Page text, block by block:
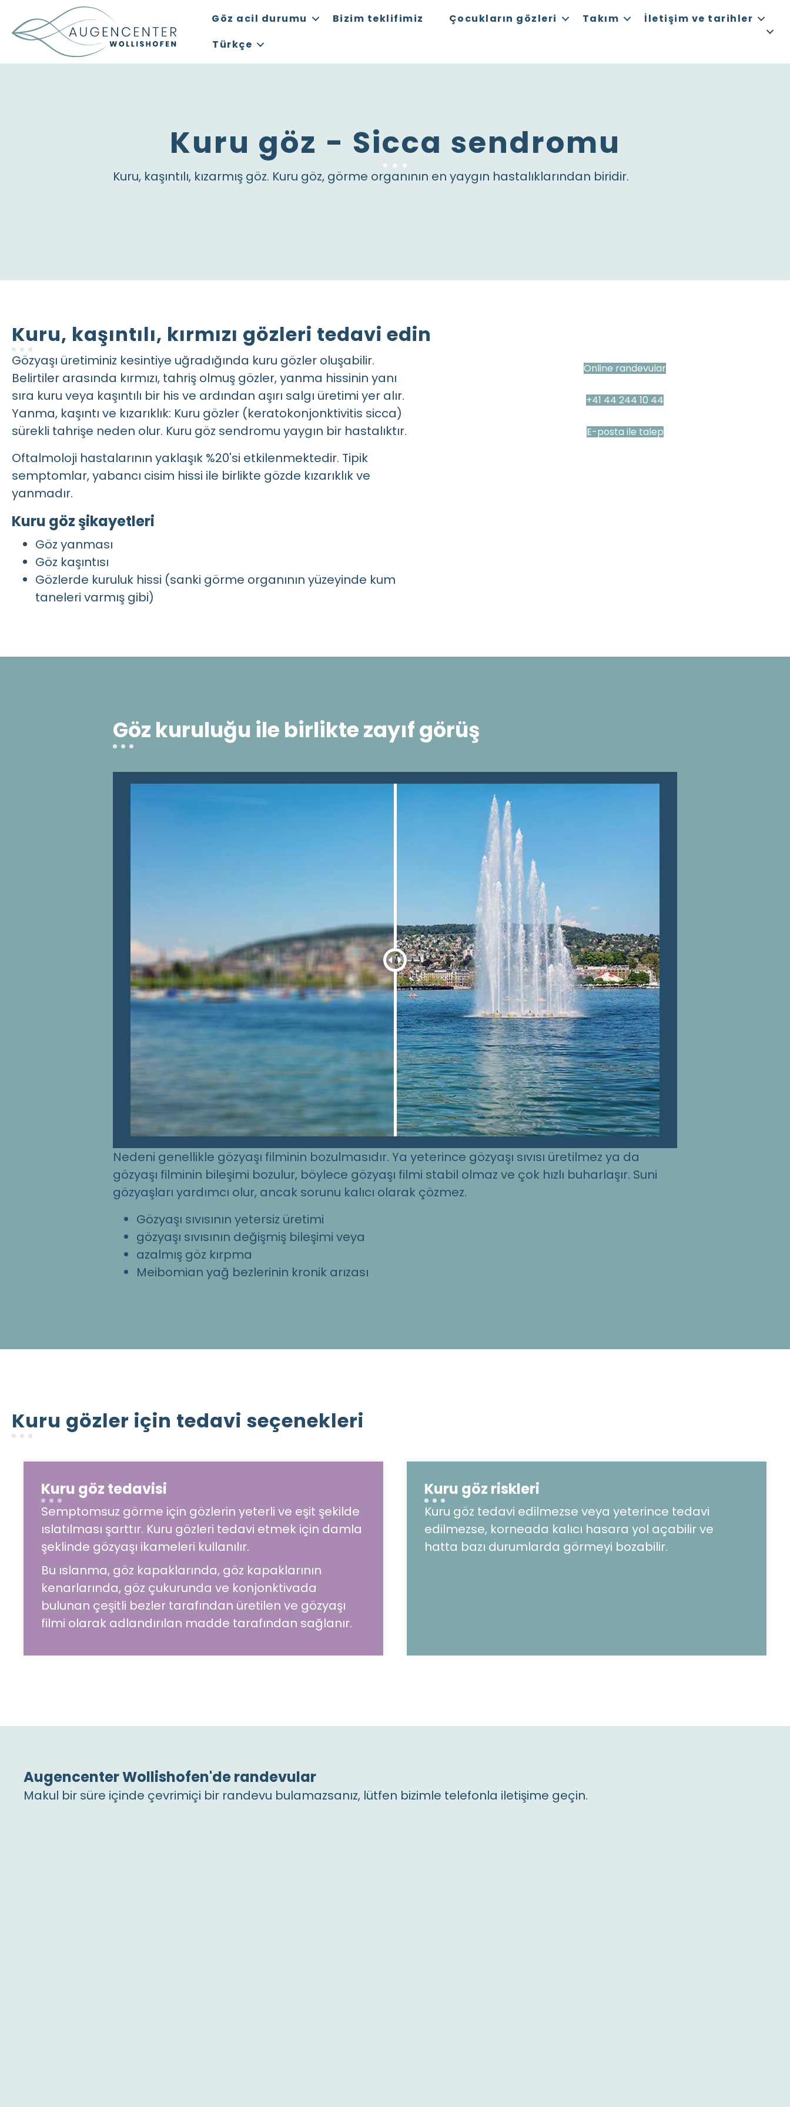
Göz acil durumu Bizim teklifimiz Çocukların gözleri Takım
İletişim ve tarihler
Türkçe
Kuru göz - Sicca sendromu
Kuru, kaşıntılı, kızarmış göz. Kuru göz, görme organının en yaygın hastalıklarından biridir.
Kuru, kaşıntılı, kırmızı gözleri tedavi edin
Gözyaşı üretiminiz kesintiye uğradığında kuru gözler oluşabilir.
Belirtiler arasında kırmızı, tahriş olmuş gözler, yanma hissinin yanı
sıra kuru veya kaşıntılı bir his ve ardından aşırı salgı üretimi yer alır.
Yanma, kaşıntı ve kızarıklık: Kuru gözler (keratokonjonktivitis sicca)
sürekli tahrişe neden olur. Kuru göz sendromu yaygın bir hastalıktır.
Oftalmoloji hastalarının yaklaşık %20'si etkilenmektedir. Tipik
semptomlar, yabancı cisim hissi ile birlikte gözde kızarıklık ve
yanmadır.
Kuru göz şikayetleri
Göz yanması
Göz kaşıntısı
Gözlerde kuruluk hissi (sanki görme organının yüzeyinde kum
taneleri varmış gibi)
Online randevular
+41 44 244 10 44
E-posta ile talep
Göz kuruluğu ile birlikte zayıf görüş
Nedeni genellikle gözyaşı filminin bozulmasıdır. Ya yeterince gözyaşı sıvısı üretilmez ya da
gözyaşı filminin bileşimi bozulur, böylece gözyaşı filmi stabil olmaz ve çok hızlı buharlaşır. Suni
gözyaşları yardımcı olur, ancak sorunu kalıcı olarak çözmez.
Gözyaşı sıvısının yetersiz üretimi
gözyaşı sıvısının değişmiş bileşimi veya
azalmış göz kırpma
Meibomian yağ bezlerinin kronik arızası
Kuru gözler için tedavi seçenekleri
Kuru göz tedavisi
Semptomsuz görme için gözlerin yeterli ve eşit şekilde
ıslatılması şarttır. Kuru gözleri tedavi etmek için damla
şeklinde gözyaşı ikameleri kullanılır.
Bu ıslanma, göz kapaklarında, göz kapaklarının
kenarlarında, göz çukurunda ve konjonktivada
bulunan çeşitli bezler tarafından üretilen ve gözyaşı
filmi olarak adlandırılan madde tarafından sağlanır.
Kuru göz riskleri
Kuru göz tedavi edilmezse veya yeterince tedavi
edilmezse, korneada kalıcı hasara yol açabilir ve
hatta bazı durumlarda görmeyi bozabilir.
Augencenter Wollishofen'de randevular
Makul bir süre içinde çevrimiçi bir randevu bulamazsanız, lütfen bizimle telefonla iletişime geçin.